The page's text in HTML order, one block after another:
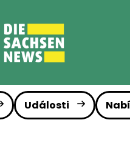
Události